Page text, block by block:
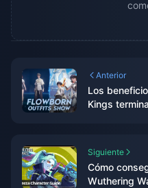
Anterior
Los
Kings
Siguiente
Cómo
Wuthering